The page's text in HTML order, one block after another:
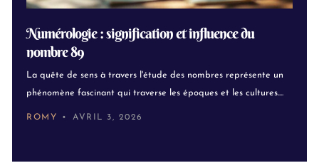
Numérologie : signification et influence du
nombre 89
La quête de sens à travers l'étude des nombres représente un
phénomène fascinant qui traverse les époques et les cultures....
ROMY AVRIL 3, 2026